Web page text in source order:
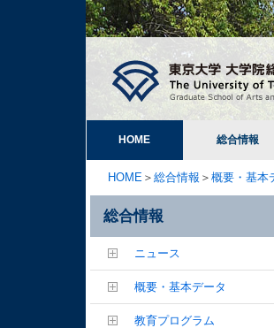
HOME 総合情報
HOME ＞ 総合情報 ＞ 概要・基本
総合情報
ニュース
概要・基本データ
教育プログラム